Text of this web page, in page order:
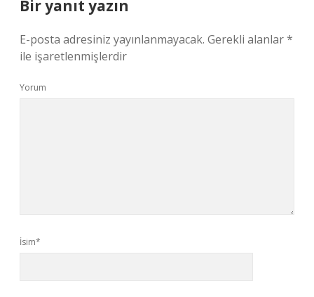
Bir yanıt yazın
E-posta adresiniz yayınlanmayacak. Gerekli alanlar*
ile işaretlenmişlerdir
Yorum
İsim*